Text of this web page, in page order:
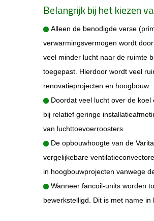
Belangrijk bij het kiezen
Alleen de benodigde verse
verwarmingsvermogen wordt
veel minder lucht naar de ruimte
toegepast. Hierdoor wordt veel
renovatieprojecten en hoogbouw.
Doordat veel lucht over de
bij relatief geringe
van luchttoevoerroosters.
De opbouwhoogte van de
vergelijkebare
in hoogbouwprojecten vanwege
Wanneer fancoil-units worden
bewerkstelligd. Dit is met name